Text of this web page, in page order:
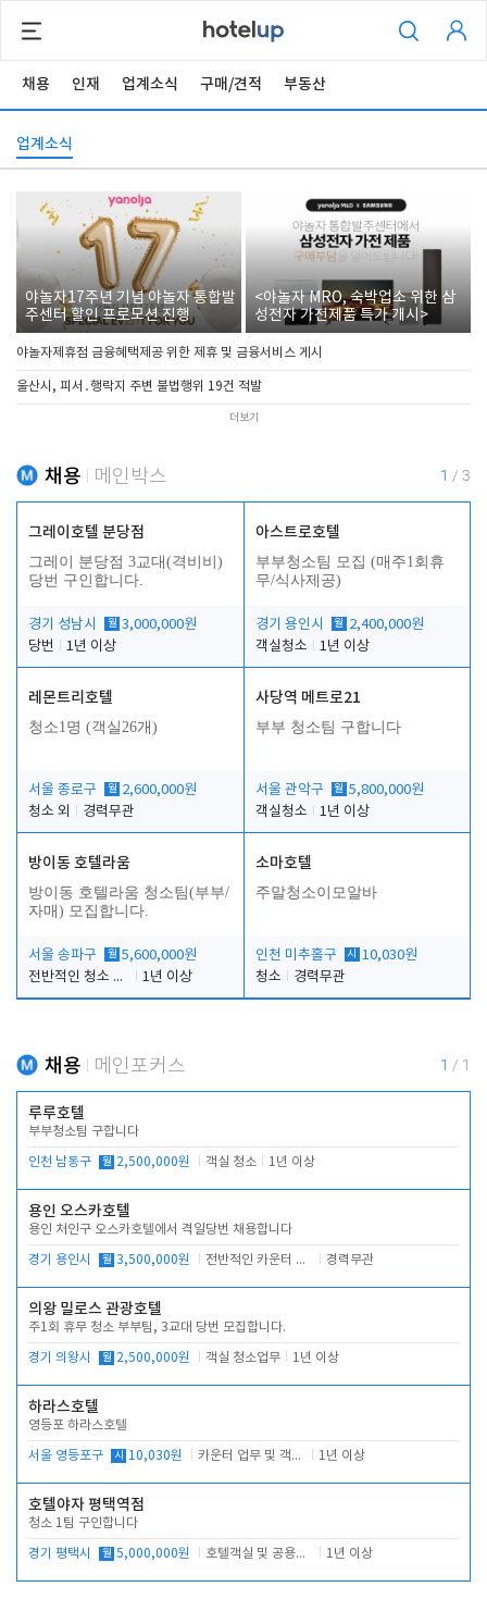
채용 인재 업계소식 구매/견적 부동산
업계소식
야놀자17주년 기념 야놀자 통합발
주센터 할인 프로모션 진행
<야놀자 MRO, 숙박업소 위한 삼
성전자 가전제품 특가 개시>
야놀자제휴점 금융혜택제공 위한 제휴 및 금융서비스 게시
울산시, 피서․행락지 주변 불법행위 19건 적발
더보기
채용 메인박스 1 / 3
그레이호텔 분당점
그레이 분당점 3교대(격비비)
당번 구인합니다.
경기 성남시 월 3,000,000원
당번
1년 이상
아스트로호텔
부부청소팀 모집 (매주1회휴
무/식사제공)
경기 용인시 월 2,400,000원
객실청소
1년 이상
레몬트리호텔
청소1명 (객실26개)
서울 종로구 월 2,600,000원
청소 외
경력무관
사당역 메트로21
부부 청소팀 구합니다
서울 관악구 월 5,800,000원
객실청소
1년 이상
방이동 호텔라움
방이동 호텔라움 청소팀(부부/
자매) 모집합니다.
서울 송파구 월 5,600,000원
전반적인 청소 업무(객실청소.객실정리)
1년 이상
소마호텔
주말청소이모알바
인천 미추홀구 시
10,030원
청소
경력무관
채용 메인포커스 1 / 1
루루호텔
부부청소팀 구합니다
인천 남동구 월 2,500,000원 객실 청소 1년 이상
용인 오스카호텔
용인 처인구 오스카호텔에서 격일당번 채용합니다
경기 용인시 월 3,500,000원 전반적인 카운터 업무 경력무관
의왕 밀로스 관광호텔
주1회 휴무 청소 부부팀, 3교대 당번 모집합니다.
경기 의왕시 월 2,500,000원 객실 청소업무 1년 이상
하라스호텔
영등포 하라스호텔
서울 영등포구 시 10,030원 카운터 업무 및 객실관리(청소상태 확인, 객실판매) 1년 이상
호텔야자 평택역점
청소 1팀 구인합니다
경기 평택시 월 5,000,000원 호텔객실 및 공용시설 청소 관리 1년 이상